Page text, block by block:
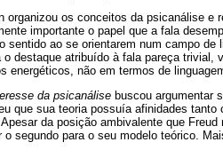
organizou os conceitos da psicanálise
importante o papel que a fala
sentido ao se orientarem num campo
o destaque atribuído à fala pareça trivial,
energéticos, não em termos de
da psicanálise buscou argumentar
que sua teoria possuía afinidades
da posição ambivalente que
o segundo para o seu modelo teórico.